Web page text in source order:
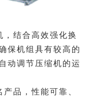
，结合高效强化换
保机组具有较高的
动调节压缩机的运
品，性能可靠、